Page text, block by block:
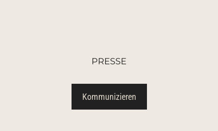
PRESSE
Kommunizieren